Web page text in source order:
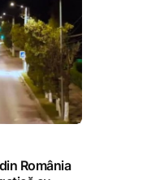
România